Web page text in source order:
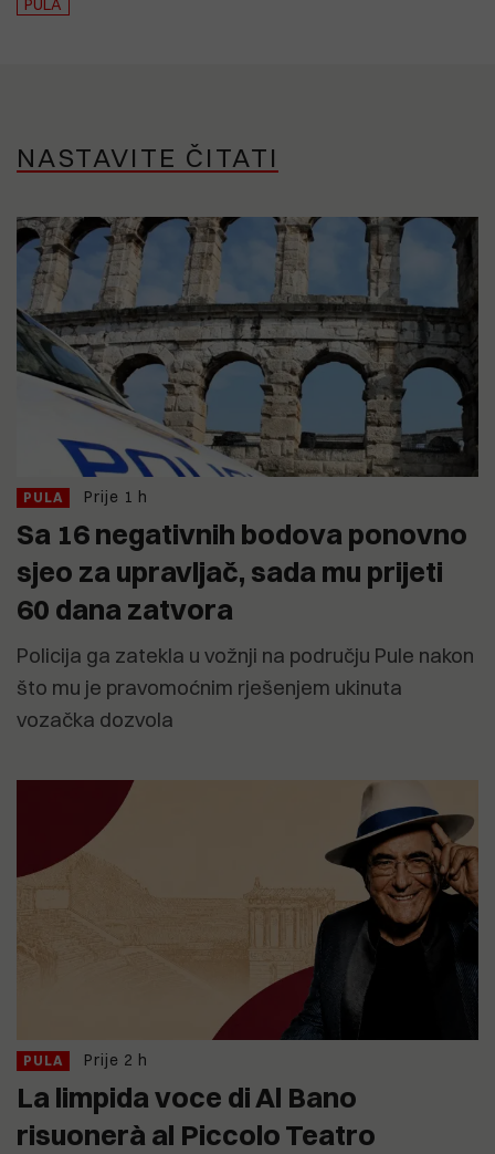
PULA
NASTAVITE ČITATI
PULA Prije 1 h
Sa 16 negativnih bodova ponovno
sjeo za upravljač, sada mu prijeti
60 dana zatvora
Policija ga zatekla u vožnji na području Pule nakon
što mu je pravomoćnim rješenjem ukinuta
vozačka dozvola
PULA Prije 2 h
La limpida voce di Al Bano
risuonerà al Piccolo Teatro